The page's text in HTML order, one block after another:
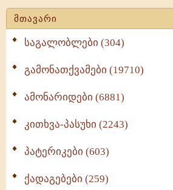
მთავარი
საგალობლები (304)
გამონათქვამები (19710)
ამონარიდები (6881)
კითხვა-პასუხი (2243)
პატერიკები (603)
ქადაგებები (259)